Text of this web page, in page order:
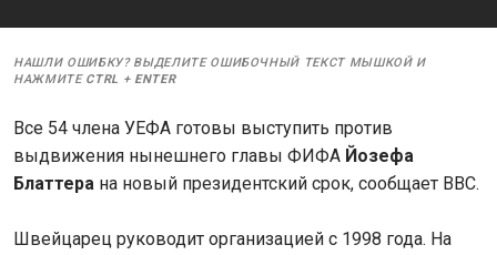
НАШЛИ ОШИБКУ? ВЫДЕЛИТЕ ОШИБОЧНЫЙ ТЕКСТ МЫШКОЙ И
НАЖМИТЕ CTRL + ENTER
Все 54 члена УЕФА готовы выступить против
выдвижения нынешнего главы ФИФА Йозефа
Блаттера на новый президентский срок, сообщает BBC.
Швейцарец руководит организацией с 1998 года. На